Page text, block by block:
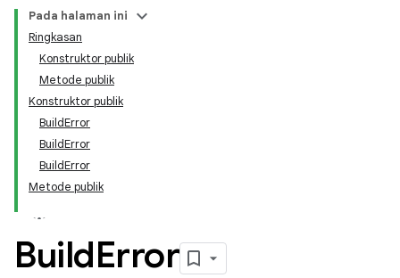
Pada halaman ini
Ringkasan
Konstruktor publik
Metode publik
Konstruktor publik
BuildError
BuildError
BuildError
Metode publik
BuildError